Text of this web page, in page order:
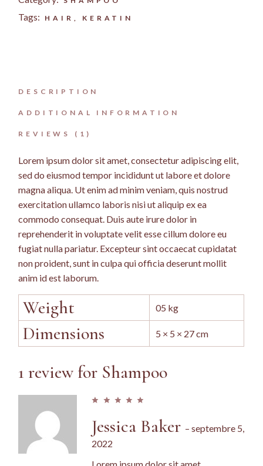
Tags: HAIR KERATIN
DESCRIPTION
ADDITIONAL INFORMATION
REVIEWS (1)
Lorem ipsum dolor sit amet, consectetur adipiscing elit,
sed do eiusmod tempor incididunt ut labore et dolore
magna aliqua. Ut enim ad minim veniam, quis nostrud
exercitation ullamco laboris nisi ut aliquip ex ea
commodo consequat. Duis aute irure dolor in
reprehenderit in voluptate velit esse cillum dolore eu
fugiat nulla pariatur. Excepteur sint occaecat cupidatat
non proident, sunt in culpa qui officia deserunt mollit
anim id est laborum.
Weight 05 kg
Dimensions 5 × 5 × 27 cm
1 review for Shampoo
Jessica Baker – septembre 5,
2022